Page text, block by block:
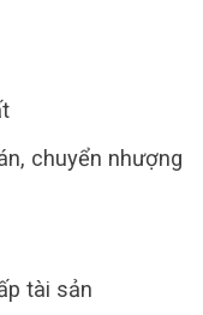
chuyển nhượng
tài sản